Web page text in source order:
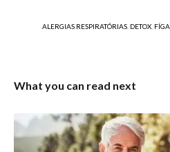
ALERGIAS RESPIRATÓRIAS DETOX
What you can read next